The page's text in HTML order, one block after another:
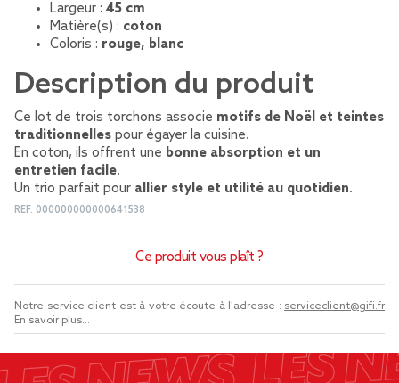
Largeur : 45 cm
Matière(s) : coton
Coloris : rouge, blanc
Description du produit
Ce lot de trois torchons associe motifs de Noël et teintes
traditionnelles pour égayer la cuisine.
En coton, ils offrent une bonne absorption et un
entretien facile.
Un trio parfait pour allier style et utilité au quotidien.
REF. 000000000000641538
Ce produit vous plaît ?
Notre service client est à votre écoute à l'adresse : serviceclient@gifi.fr
En savoir plus...